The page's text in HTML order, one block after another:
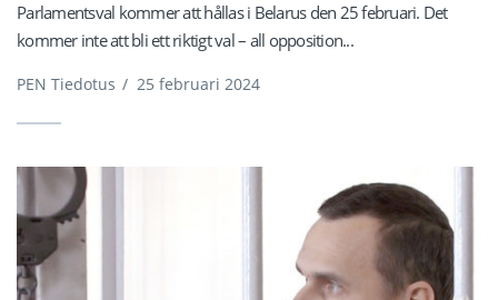
Parlamentsval kommer att hållas i Belarus den 25 februari. Det
kommer inte att bli ett riktigt val – all opposition...
PEN Tiedotus / 25 februari 2024